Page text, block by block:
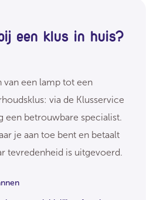
een klus in huis?
van een lamp tot een
via de Klusservice
een betrouwbare specialist.
je aan toe bent en betaalt
tevredenheid is uitgevoerd.